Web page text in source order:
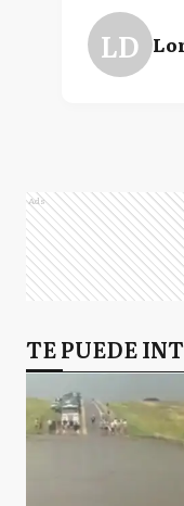
LD
Ads
TE PUEDE